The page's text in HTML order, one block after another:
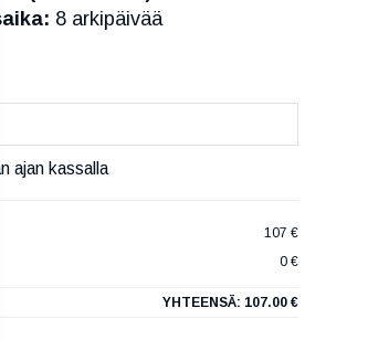
8 arkipäivää
ajan kassalla
107 €
0 €
YHTEENSÄ: 107.00 €